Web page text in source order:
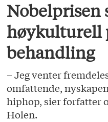
Nobelprisen
høykulturell
behandling
– Jeg venter
omfattende,
hiphop, sier forfatter
Holen.